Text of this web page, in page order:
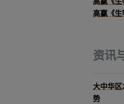
高赢《生
高赢《生
资讯
大中华
势